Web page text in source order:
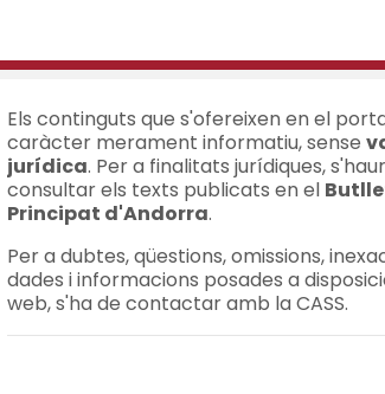
Els continguts que s'ofereixen en el
caràcter merament informatiu, sense
jurídica. Per a finalitats jurídiques,
consultar els texts publicats en el
Principat d'Andorra.
Per a dubtes, qüestions, omissions,
dades i informacions posades a
web, s'ha de contactar amb la CASS.